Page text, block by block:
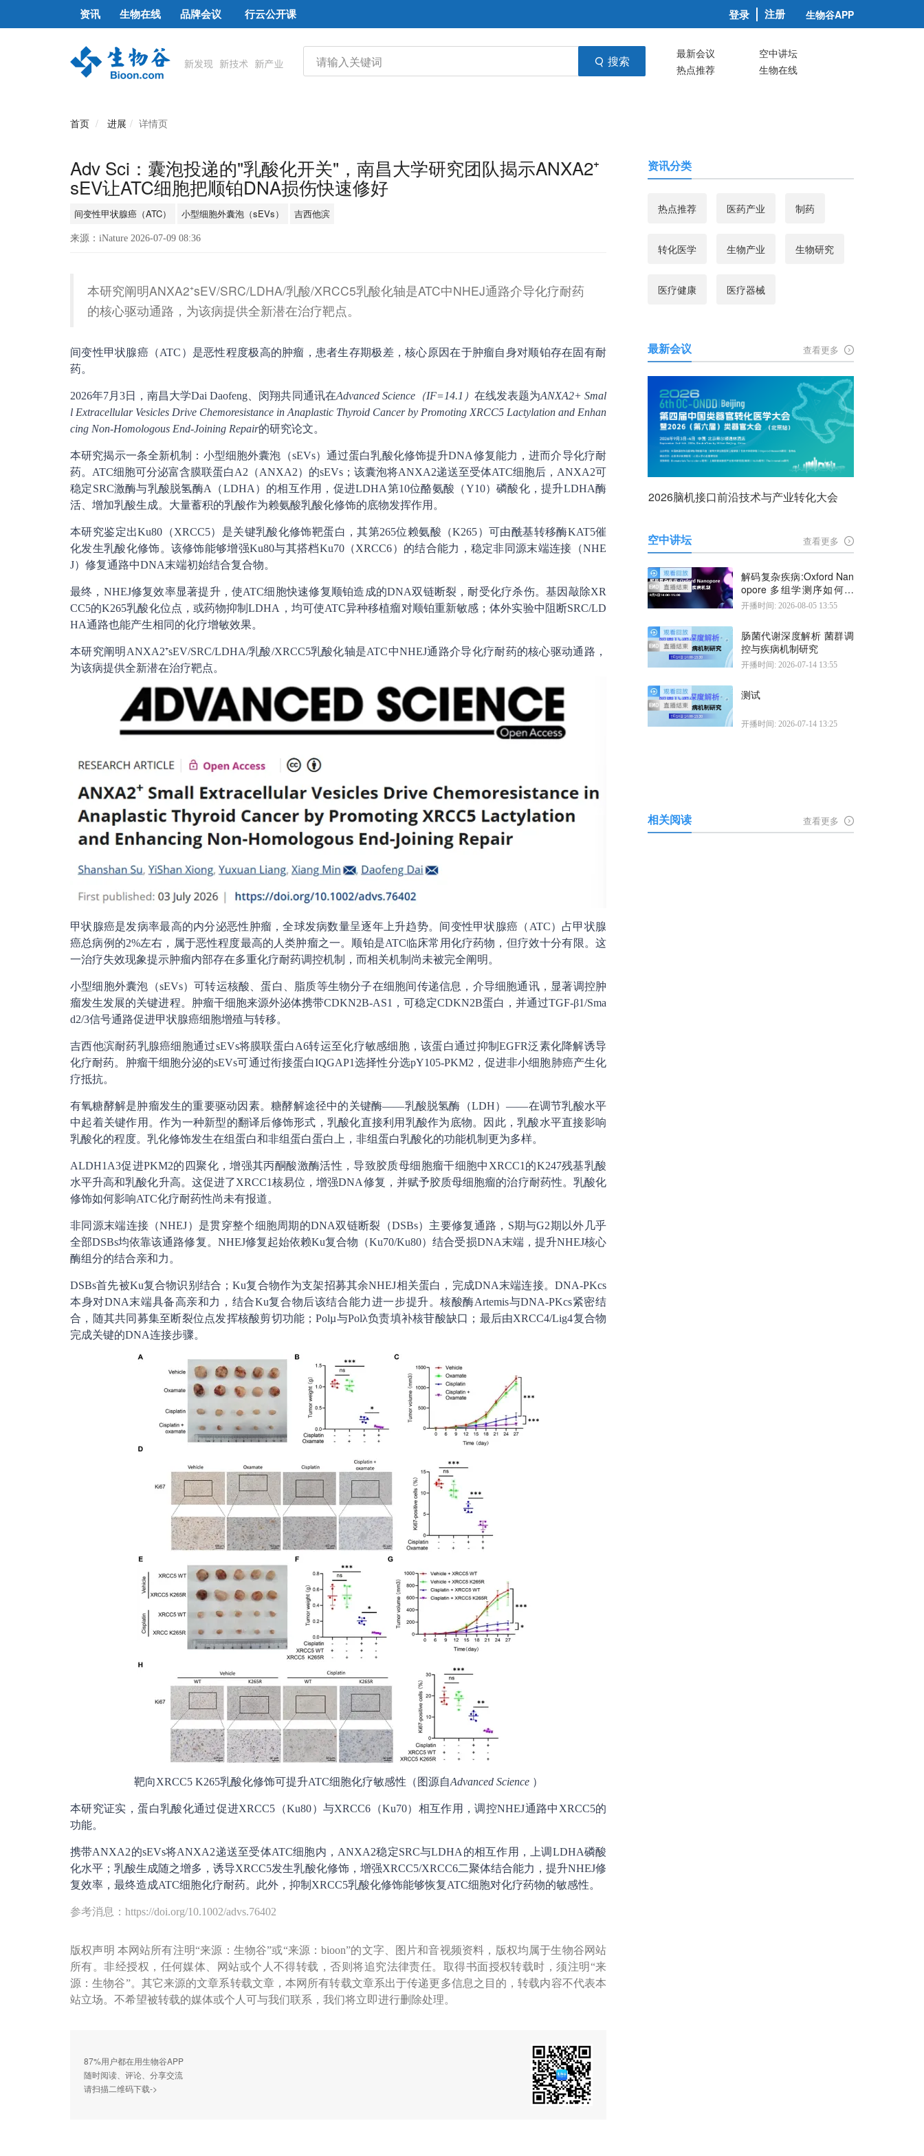
资讯 生物在线 品牌会议 行云公开课 登录 注册 生物谷APP
搜索 最新会议
空中讲坛
热点推荐
生物在线
首页 进展 详情页
Adv Sci：囊泡投递的"乳酸化开关"，南昌大学研究团队揭示ANXA2⁺
sEV让ATC细胞把顺铂DNA损伤快速修好
间变性甲状腺癌（ATC） 小型细胞外囊泡（sEVs） 吉西他滨
来源：iNature 2026-07-09 08:36
本研究阐明ANXA2⁺sEV/SRC/LDHA/乳酸/XRCC5乳酸化轴是ATC中NHEJ通路介导化疗耐药
的核心驱动通路，为该病提供全新潜在治疗靶点。
间变性甲状腺癌（ATC）是恶性程度极高的肿瘤，患者生存期极差，核心原因在于肿瘤自身对顺铂存在固有耐
药。
2026年7月3日，南昌大学Dai Daofeng、闵翔共同通讯在Advanced Science（IF=14.1） 在线发表题为ANXA2+ Smal
l Extracellular Vesicles Drive Chemoresistance in Anaplastic Thyroid Cancer by Promoting XRCC5 Lactylation and Enhan
cing Non-Homologous End-Joining Repair的研究论文。
本研究揭示一条全新机制：小型细胞外囊泡（sEVs）通过蛋白乳酸化修饰提升DNA修复能力，进而介导化疗耐
药。ATC细胞可分泌富含膜联蛋白A2（ANXA2）的sEVs；该囊泡将ANXA2递送至受体ATC细胞后，ANXA2可
稳定SRC激酶与乳酸脱氢酶A（LDHA）的相互作用，促进LDHA第10位酪氨酸（Y10）磷酸化，提升LDHA酶
活、增加乳酸生成。大量蓄积的乳酸作为赖氨酸乳酸化修饰的底物发挥作用。
本研究鉴定出Ku80（XRCC5）是关键乳酸化修饰靶蛋白，其第265位赖氨酸（K265）可由酰基转移酶KAT5催
化发生乳酸化修饰。该修饰能够增强Ku80与其搭档Ku70（XRCC6）的结合能力，稳定非同源末端连接（NHE
J）修复通路中DNA末端初始结合复合物。
最终，NHEJ修复效率显著提升，使ATC细胞快速修复顺铂造成的DNA双链断裂，耐受化疗杀伤。基因敲除XR
CC5的K265乳酸化位点，或药物抑制LDHA，均可使ATC异种移植瘤对顺铂重新敏感；体外实验中阻断SRC/LD
HA通路也能产生相同的化疗增敏效果。
本研究阐明ANXA2⁺sEV/SRC/LDHA/乳酸/XRCC5乳酸化轴是ATC中NHEJ通路介导化疗耐药的核心驱动通路，
为该病提供全新潜在治疗靶点。
甲状腺癌是发病率最高的内分泌恶性肿瘤，全球发病数量呈逐年上升趋势。间变性甲状腺癌（ATC）占甲状腺
癌总病例的2%左右，属于恶性程度最高的人类肿瘤之一。顺铂是ATC临床常用化疗药物，但疗效十分有限。这
一治疗失效现象提示肿瘤内部存在多重化疗耐药调控机制，而相关机制尚未被完全阐明。
小型细胞外囊泡（sEVs）可转运核酸、蛋白、脂质等生物分子在细胞间传递信息，介导细胞通讯，显著调控肿
瘤发生发展的关键进程。肿瘤干细胞来源外泌体携带CDKN2B-AS1，可稳定CDKN2B蛋白，并通过TGF-β1/Sma
d2/3信号通路促进甲状腺癌细胞增殖与转移。
吉西他滨耐药乳腺癌细胞通过sEVs将膜联蛋白A6转运至化疗敏感细胞，该蛋白通过抑制EGFR泛素化降解诱导
化疗耐药。肿瘤干细胞分泌的sEVs可通过衔接蛋白IQGAP1选择性分选pY105-PKM2，促进非小细胞肺癌产生化
疗抵抗。
有氧糖酵解是肿瘤发生的重要驱动因素。糖酵解途径中的关键酶——乳酸脱氢酶（LDH）——在调节乳酸水平
中起着关键作用。作为一种新型的翻译后修饰形式，乳酸化直接利用乳酸作为底物。因此，乳酸水平直接影响
乳酸化的程度。乳化修饰发生在组蛋白和非组蛋白蛋白上，非组蛋白乳酸化的功能机制更为多样。
ALDH1A3促进PKM2的四聚化，增强其丙酮酸激酶活性，导致胶质母细胞瘤干细胞中XRCC1的K247残基乳酸
水平升高和乳酸化升高。这促进了XRCC1核易位，增强DNA修复，并赋予胶质母细胞瘤的治疗耐药性。乳酸化
修饰如何影响ATC化疗耐药性尚未有报道。
非同源末端连接（NHEJ）是贯穿整个细胞周期的DNA双链断裂（DSBs）主要修复通路，S期与G2期以外几乎
全部DSBs均依靠该通路修复。NHEJ修复起始依赖Ku复合物（Ku70/Ku80）结合受损DNA末端，提升NHEJ核心
酶组分的结合亲和力。
DSBs首先被Ku复合物识别结合；Ku复合物作为支架招募其余NHEJ相关蛋白，完成DNA末端连接。DNA-PKcs
本身对DNA末端具备高亲和力，结合Ku复合物后该结合能力进一步提升。核酸酶Artemis与DNA-PKcs紧密结
合，随其共同募集至断裂位点发挥核酸剪切功能；Polµ与Polλ负责填补核苷酸缺口；最后由XRCC4/Lig4复合物
完成关键的DNA连接步骤。
靶向XRCC5 K265乳酸化修饰可提升ATC细胞化疗敏感性（图源自Advanced Science）
本研究证实，蛋白乳酸化通过促进XRCC5（Ku80）与XRCC6（Ku70）相互作用，调控NHEJ通路中XRCC5的
功能。
携带ANXA2的sEVs将ANXA2递送至受体ATC细胞内，ANXA2稳定SRC与LDHA的相互作用，上调LDHA磷酸
化水平；乳酸生成随之增多，诱导XRCC5发生乳酸化修饰，增强XRCC5/XRCC6二聚体结合能力，提升NHEJ修
复效率，最终造成ATC细胞化疗耐药。此外，抑制XRCC5乳酸化修饰能够恢复ATC细胞对化疗药物的敏感性。
参考消息：https://doi.org/10.1002/advs.76402
版权声明 本网站所有注明“来源：生物谷”或“来源：bioon”的文字、图片和音视频资料，版权均属于生物谷网站
所有。非经授权，任何媒体、网站或个人不得转载，否则将追究法律责任。取得书面授权转载时，须注明“来
源：生物谷”。其它来源的文章系转载文章，本网所有转载文章系出于传递更多信息之目的，转载内容不代表本
站立场。不希望被转载的媒体或个人可与我们联系，我们将立即进行删除处理。
87%用户都在用生物谷APP
随时阅读、评论、分享交流
请扫描二维码下载->
资讯分类
热点推荐 医药产业 制药
转化医学 生物产业 生物研究
医疗健康 医疗器械
最新会议 查看更多
2026脑机接口前沿技术与产业转化大会
空中讲坛 查看更多
解码复杂疾病:Oxford Nan
opore 多组学测序如何揭
示疾病机制
开播时间: 2026-08-05 13:55
肠菌代谢深度解析 菌群调
控与疾病机制研究
开播时间: 2026-07-14 13:55
测试
开播时间: 2026-07-14 13:25
相关阅读 查看更多